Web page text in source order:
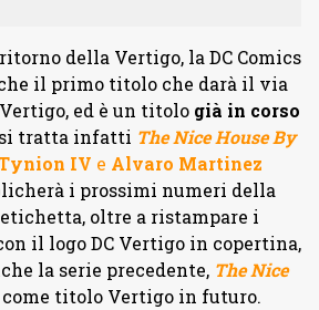
della Vertigo, la DC Comics
il primo titolo che darà il via
ed è un titolo già in corso
tratta infatti The Nice House By
IV e Alvaro Martinez
i prossimi numeri della
oltre a ristampare i
il logo DC Vertigo in copertina,
la serie precedente, The Nice
come titolo Vertigo in futuro.